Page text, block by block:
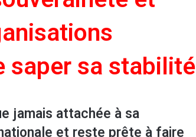
sa stabilité
jamais attachée à sa
et reste prête à faire